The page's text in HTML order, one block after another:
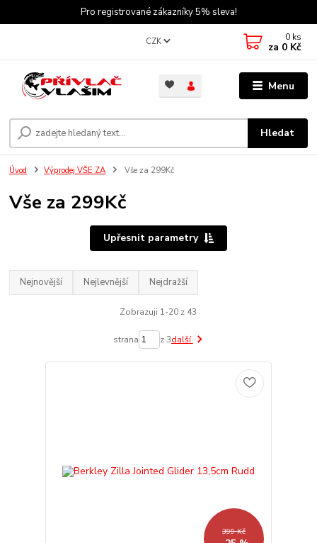
Pro registrované zákazníky 5% sleva!
Menu
CZK
Hledat
0 ks
za 0 Kč
Úvod Výprodej VŠE ZA Vše za 299Kč
Vše za 299Kč
Upřesnit parametry
Nejnovější Nejlevnější Nejdražší
Zobrazuji 1-20 z 43
strana z 3další
399 Kč